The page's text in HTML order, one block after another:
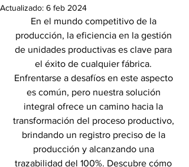
Actualizado: 6 feb 2024
En el mundo competitivo de la
producción, la eficiencia en la gestión
de unidades productivas es clave para
el éxito de cualquier fábrica.
Enfrentarse a desafíos en este aspecto
es común, pero nuestra solución
integral ofrece un camino hacia la
transformación del proceso productivo,
brindando un registro preciso de la
producción y alcanzando una
trazabilidad del 100%. Descubre cómo